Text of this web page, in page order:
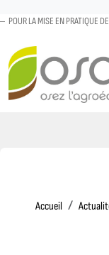
POUR LA MISE EN PRATIQUE
Accueil Accueil